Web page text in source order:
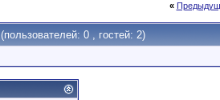
«
(пользователей: 0 , гостей: 2)